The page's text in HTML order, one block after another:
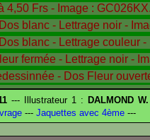
--- Illustrateur 1 : DALMOND W.
--- Jaquettes avec 4ème ---